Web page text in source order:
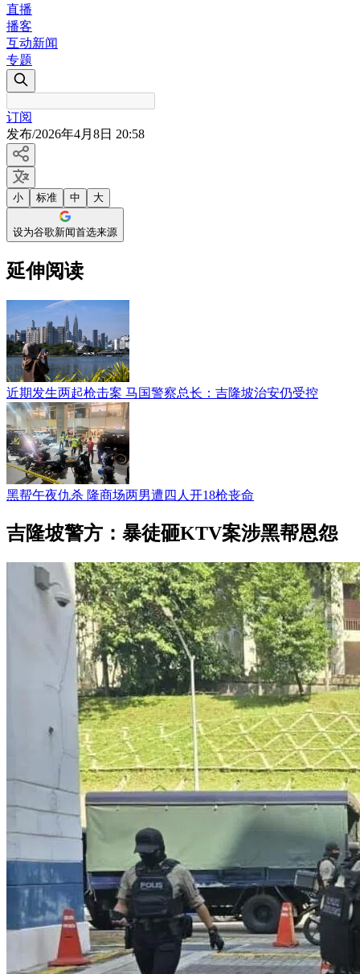
直播
播客
互动新闻
专题
订阅
发布/2026年4月8日 20:58
小 标准 中 大
设为谷歌新闻首选来源
延伸阅读
近期发生两起枪击案 马国警察总长：吉隆坡治安仍受控
黑帮午夜仇杀 隆商场两男遭四人开18枪丧命
吉隆坡警方：暴徒砸KTV案涉黑帮恩怨